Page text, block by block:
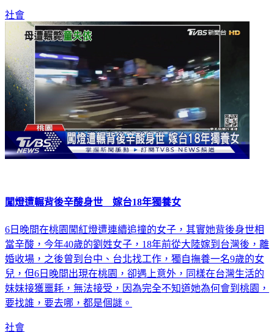
社會
闖燈遭輾背後辛酸身世 嫁台18年獨養女
6日晚間在桃園闖紅燈遭連續追撞的女子，其實她背後身世相
當辛酸，今年40歲的劉姓女子，18年前從大陸嫁到台灣後，離
婚收場，之後曾到台中、台北找工作，獨自撫養一名9歲的女
兒，但6日晚間出現在桃園，卻遇上意外，同樣在台灣生活的
妹妹接獲噩耗，無法接受，因為完全不知道她為何會到桃園，
要找誰，要去哪，都是個謎。
社會